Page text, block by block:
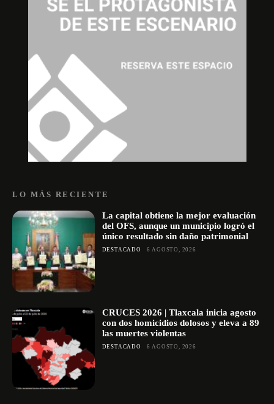
LO MÁS RECIENTE
La capital obtiene la mejor evaluación
del OFS, aunque un municipio logró el
único resultado sin daño patrimonial
DESTACADO 6 AGOSTO, 2026
CRUCES 2026 | Tlaxcala inicia agosto
con dos homicidios dolosos y eleva a 89
las muertes violentas
DESTACADO 6 AGOSTO, 2026